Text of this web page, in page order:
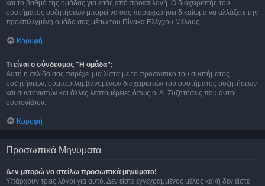
και το βαθμό της ομάδας για εσάς από προεπιλογή. Ο διαχειριστής του
συστήματος συζητήσεων μπορεί να σας παραχωρήσει δικαίωμα να αλλάξετε την
προεπιλεγμένη ομάδα σας μέσω του Πίνακα Ελέγχου Μέλους.
Κορυφή
Τι είναι ο σύνδεσμος "Η ομάδα”;
Αυτή η σελίδα σας παρέχει μια λίστα με το προσωπικό του συστήματος
συζητήσεων, συμπεριλαμβανομένων διαχειριστών του συστήματος συζητήσεων
και συντονιστών και άλλες λεπτομέρειες όπως οι Δ. Συζητήσεις που αυτοί
συντονίζουν.
Κορυφή
Προσωπικά Μηνύματα
Δεν μπορώ να στείλω προσωπικά μηνύματα!
Υπάρχουν τρεις λόγοι για αυτό. Δεν είστε εγγεγραμμένος μέλος και/ή δεν είστε